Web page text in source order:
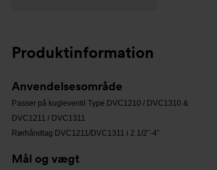
Produktinformation
Anvendelsesområde
Passer på kugleventil Type DVC1210 / DVC1310 &
DVC1211 / DVC1311
Rørhåndtag DVC1211/DVC1311 i 2 1/2"-4"
Mål og vægt